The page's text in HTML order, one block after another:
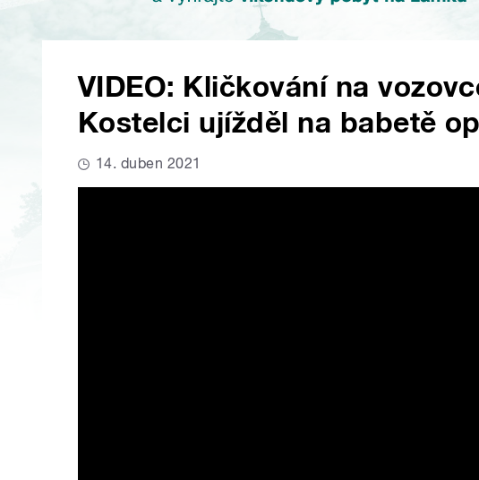
VIDEO: Kličkování na
Kostelci ujížděl na babetě
14. duben 2021